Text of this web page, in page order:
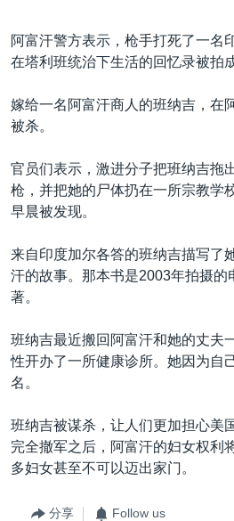
美国之音专访
重要讲话与声明
台海两岸关系
南中国海争端
关注西藏
关注新疆
其他语言网站
阿富汗警方表示，枪手打死了一名
在塔利班统治下生活的回忆录被拍
嫁给一名阿富汗商人的班纳吉，在
被杀。
官员们表示，激进分子把班纳吉拖
枪，并把她的尸体扔在一所宗教学
早晨被发现。
来自印度加尔各答的班纳吉描写了
汗的故事。那本书是2003年拍摄的
著。
班纳吉最近搬回阿富汗和她的丈夫
性开办了一所健康诊所。她因为自
名。
班纳吉被谋杀，让人们更加担心美
完全撤军之后，阿富汗的妇女权利
多妇女甚至不可以迈出家门。
分享 Follow us